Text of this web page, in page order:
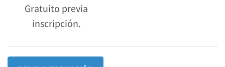
Gratuito previa
inscripción.